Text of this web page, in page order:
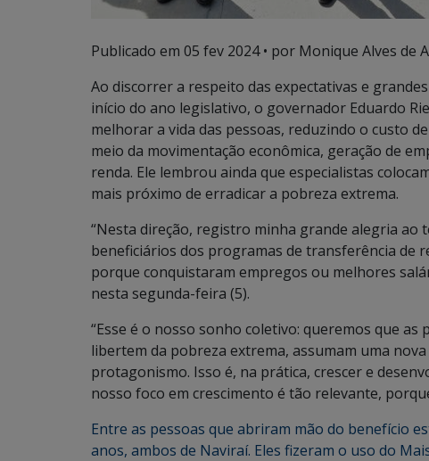
Publicado em 05 fev 2024• por Monique Alves de
Ao discorrer a respeito das expectativas e
início do ano legislativo, o governador Eduardo
melhorar a vida das pessoas, reduzindo o custo
meio da movimentação econômica, geração de
renda. Ele lembrou ainda que especialistas
mais próximo de erradicar a pobreza extrema.
“Nesta direção, registro minha grande alegria
beneficiários dos programas de transferência de
porque conquistaram empregos ou melhores
nesta segunda-feira (5).
“Esse é o nosso sonho coletivo: queremos que
libertem da pobreza extrema, assumam uma
protagonismo. Isso é, na prática, crescer e
nosso foco em crescimento é tão relevante,
Entre as pessoas que abriram mão do benefício
anos, ambos de Naviraí. Eles fizeram o uso do